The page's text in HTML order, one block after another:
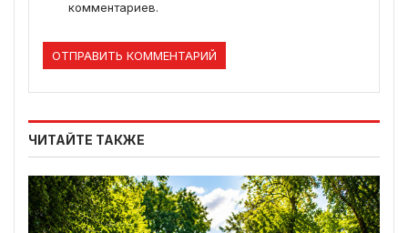
комментариев.
ЧИТАЙТЕ ТАКЖЕ